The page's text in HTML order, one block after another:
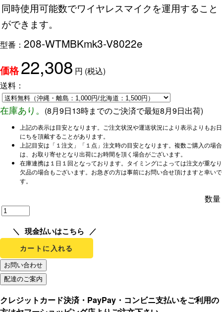
同時使用可能数でワイヤレスマイクを運用すること
ができます。
型番： 208-WTMBKmk3-V8022e
価格 22,308 円 (税込)
送料：
在庫あり。 (8月9日13時までのご決済で最短8月9日出荷)
上記の表示は目安となります。ご注文状況や運送状況により表示よりもお日
にちを頂戴することがあります。
上記目安は「１注文」「１点」注文時の目安となります。複数ご購入の場合
は、お取り寄せとなり出荷にお時間を頂く場合がございます。
在庫連携は１日１回となっております。タイミングによっては注文が重なり
欠品の場合もございます。お急ぎの方は事前にお問い合せ頂けますと幸いで
す。
数量
現金払いはこちら
カートに入れる
クレジットカード決済・PayPay・コンビニ支払いをご利用の